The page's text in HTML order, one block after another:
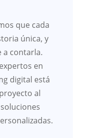
que cada
única, y
a contarla.
en
digital está
al